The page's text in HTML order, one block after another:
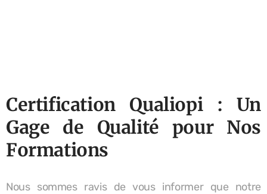
Certification Qualiopi : Un
Gage de Qualité pour Nos
Formations
Nous sommes ravis de vous informer que notre